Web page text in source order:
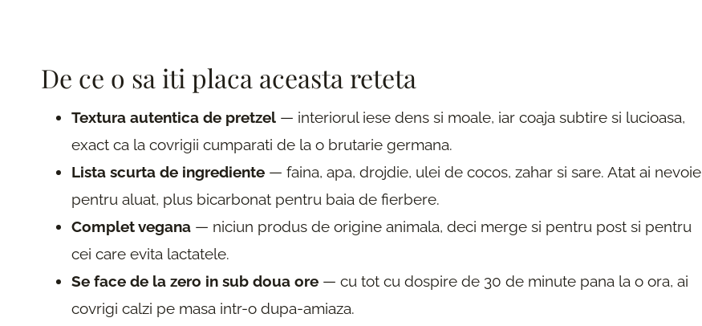
De ce o sa iti placa aceasta reteta
Textura autentica de pretzel — interiorul iese dens si moale, iar coaja subtire si lucioasa,
exact ca la covrigii cumparati de la o brutarie germana.
Lista scurta de ingrediente — faina, apa, drojdie, ulei de cocos, zahar si sare. Atat ai nevoie
pentru aluat, plus bicarbonat pentru baia de fierbere.
Complet vegana — niciun produs de origine animala, deci merge si pentru post si pentru
cei care evita lactatele.
Se face de la zero in sub doua ore — cu tot cu dospire de 30 de minute pana la o ora, ai
covrigi calzi pe masa intr-o dupa-amiaza.